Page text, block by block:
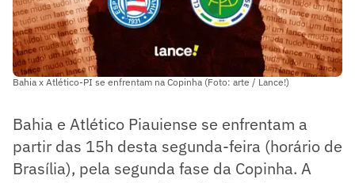
Bahia x Atlético-PI se enfrentam na Copinha (Foto: arte / Lance!)
Bahia e Atlético Piauiense se enfrentam a
partir das 15h desta segunda-feira (horário de
Brasília), pela segunda fase da Copinha. A